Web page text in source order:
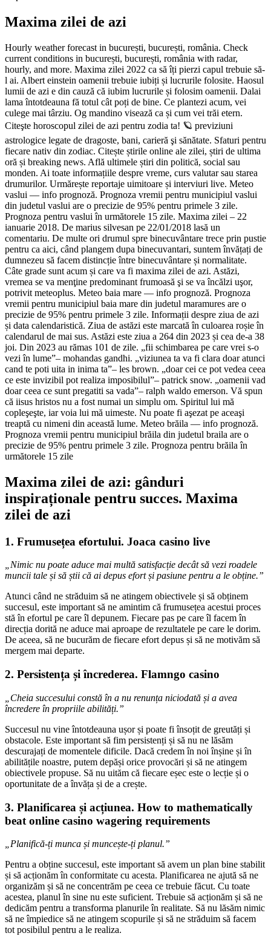
Maxima zilei de azi
Hourly weather forecast in bucurești, bucurești, românia. Check
current conditions in bucurești, bucurești, românia with radar,
hourly, and more. Maxima zilei 2022 ca să îți pierzi capul trebuie să-
l ai. Albert einstein oamenii trebuie iubiți și lucrurile folosite. Haosul
lumii de azi e din cauză că iubim lucrurile și folosim oamenii. Dalai
lama întotdeauna fă totul cât poți de bine. Ce plantezi acum, vei
culege mai târziu. Og mandino visează ca și cum vei trăi etern.
Citeşte horoscopul zilei de azi pentru zodia ta! 🪐 previziuni
astrologice legate de dragoste, bani, carieră şi sănătate. Sfaturi pentru
fiecare nativ din zodiac. Citește știrile online ale zilei, știri de ultima
oră și breaking news. Află ultimele știri din politică, social sau
monden. Ai toate informațiile despre vreme, curs valutar sau starea
drumurilor. Urmărește reportaje uimitoare și interviuri live. Meteo
vaslui — info prognoză. Prognoza vremii pentru municipiul vaslui
din judetul vaslui are o precizie de 95% pentru primele 3 zile.
Prognoza pentru vaslui în următorele 15 zile. Maxima zilei – 22
ianuarie 2018. De marius silvesan pe 22/01/2018 lasă un
comentariu. De multe ori drumul spre binecuvântare trece prin pustie
pentru ca aici, când plangem dupa binecuvantari, suntem învățați de
dumnezeu să facem distincție între binecuvântare și normalitate.
Câte grade sunt acum și care va fi maxima zilei de azi. Astăzi,
vremea se va menţine predominant frumoasă şi se va încălzi uşor,
potrivit meteoplus. Meteo baia mare — info prognoză. Prognoza
vremii pentru municipiul baia mare din judetul maramures are o
precizie de 95% pentru primele 3 zile. Informații despre ziua de azi
și data calendaristică. Ziua de astăzi este marcată în culoarea roșie în
calendarul de mai sus. Astăzi este ziua a 264 din 2023 și cea de-a 38
joi. Din 2023 au rămas 101 de zile. „fii schimbarea pe care vrei s-o
vezi în lume”– mohandas gandhi. „viziunea ta va fi clara doar atunci
cand te poti uita in inima ta”– les brown. „doar cei ce pot vedea ceea
ce este invizibil pot realiza imposibilul”– patrick snow. „oamenii vad
doar ceea ce sunt pregatiti sa vada”– ralph waldo emerson. Vă spun
că iisus hristos nu a fost numai un simplu om. Spiritul lui mă
copleşeşte, iar voia lui mă uimeste. Nu poate fi aşezat pe aceaşi
treaptă cu nimeni din această lume. Meteo brăila — info prognoză.
Prognoza vremii pentru municipiul brăila din judetul braila are o
precizie de 95% pentru primele 3 zile. Prognoza pentru brăila în
următorele 15 zile
Maxima zilei de azi: gânduri
inspiraționale pentru succes. Maxima
zilei de azi
1. Frumusețea efortului. Joaca casino live
„Nimic nu poate aduce mai multă satisfacție decât să vezi roadele
muncii tale și să știi că ai depus efort și pasiune pentru a le obține.”
Atunci când ne străduim să ne atingem obiectivele și să obținem
succesul, este important să ne amintim că frumusețea acestui proces
stă în efortul pe care îl depunem. Fiecare pas pe care îl facem în
direcția dorită ne aduce mai aproape de rezultatele pe care le dorim.
De aceea, să ne bucurăm de fiecare efort depus și să ne motivăm să
mergem mai departe.
2. Persistența și încrederea. Flamngo casino
„Cheia succesului constă în a nu renunța niciodată și a avea
încredere în propriile abilități.”
Succesul nu vine întotdeauna ușor și poate fi însoțit de greutăți și
obstacole. Este important să fim persistenți și să nu ne lăsăm
descurajați de momentele dificile. Dacă credem în noi înșine și în
abilitățile noastre, putem depăși orice provocări și să ne atingem
obiectivele propuse. Să nu uităm că fiecare eșec este o lecție și o
oportunitate de a învăța și de a crește.
3. Planificarea și acțiunea. How to mathematically
beat online casino wagering requirements
„Planifică-ți munca și muncește-ți planul.”
Pentru a obține succesul, este important să avem un plan bine stabilit
și să acționăm în conformitate cu acesta. Planificarea ne ajută să ne
organizăm și să ne concentrăm pe ceea ce trebuie făcut. Cu toate
acestea, planul în sine nu este suficient. Trebuie să acționăm și să ne
dedicăm pentru a transforma planurile în realitate. Să nu lăsăm nimic
să ne împiedice să ne atingem scopurile și să ne străduim să facem
tot posibilul pentru a le realiza.